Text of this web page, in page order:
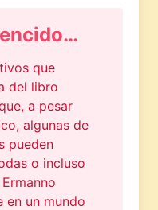
que
del libro
a pesar
algunas de
pueden
o incluso
en un mundo